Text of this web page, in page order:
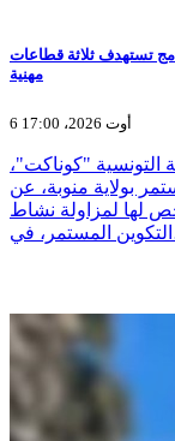
تستهدف ثلاثة قطاعات
مهنية
6 أوت 2026، 17:00
التونسية "كوناكت"،
بولاية منوبة، عن
لها لمزاولة نشاط